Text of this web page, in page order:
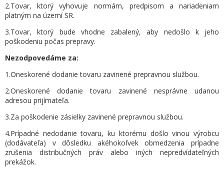
2.Tovar, ktorý vyhovuje normám, predpisom a nariadeniam
platným na území SR.
3.Tovar, ktorý bude vhodne zabalený, aby nedošlo k jeho
poškodeniu počas prepravy.
Nezodpovedáme za:
1.Oneskorené dodanie tovaru zavinené prepravnou službou.
2.Oneskorené dodanie tovaru zavinené nesprávne udanou
adresou prijímateľa.
3.Za poškodenie zásielky zavinené prepravnou službou.
4.Prípadné nedodanie tovaru, ku ktorému došlo vinou výrobcu
(dodávateľa) v dôsledku akéhokoľvek obmedzenia prípadne
zrušenia distribučných práv alebo iných nepredvídateľných
prekážok.